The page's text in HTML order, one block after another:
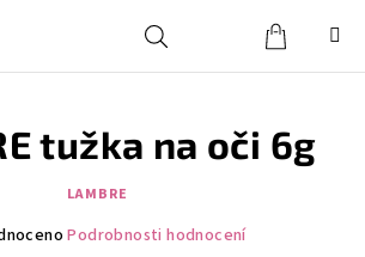
HledatPřihlášeníKošík
tužka na oči 6g
LAMBRE
Podrobnosti hodnocení